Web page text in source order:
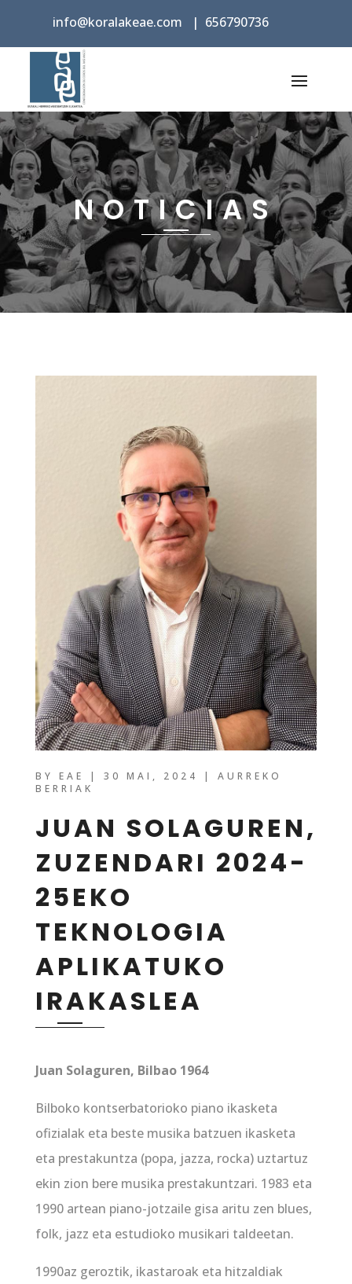
info@koralakeae.com | 656790736
NOTICIAS
BY EAE | 30 MAI, 2024 | AURREKO
BERRIAK
JUAN SOLAGUREN,
ZUZENDARI 2024-
25EKO
TEKNOLOGIA
APLIKATUKO
IRAKASLEA
Juan Solaguren, Bilbao 1964
Bilboko kontserbatorioko piano ikasketa
ofizialak eta beste musika batzuen ikasketa
eta prestakuntza (popa, jazza, rocka) uztartuz
ekin zion bere musika prestakuntzari. 1983 eta
1990 artean piano-jotzaile gisa aritu zen blues,
folk, jazz eta estudioko musikari taldeetan.
1990az geroztik, ikastaroak eta hitzaldiak